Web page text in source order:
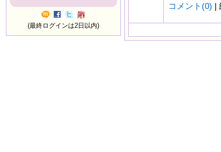
(最終ログインは2日以内)
コメント(0) |